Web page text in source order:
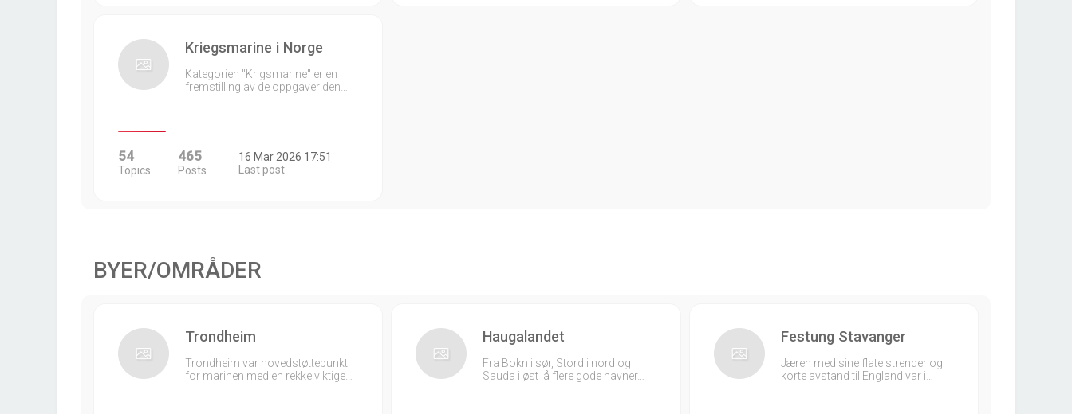
Kriegsmarine i Norge
Kategorien "Krigsmarine" er en
fremstilling av de oppgaver den…
54
Topics
465
Posts
16 Mar 2026 17:51
Last post
BYER/OMRÅDER
Trondheim
Trondheim var hovedstøttepunkt
for marinen med en rekke viktige…
Haugalandet
Fra Bokn i sør, Stord i nord og
Sauda i øst lå flere gode havner…
Festung Stavanger
Jæren med sine flate strender og
korte avstand til England var i…